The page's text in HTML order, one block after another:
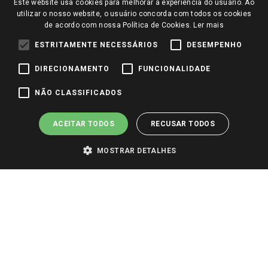
Trabalhe Conosco
Identidade Visual
Pagamento e Segurança
Este website usa cookies para melhorar a experiência do usuário. Ao
utilizar o nosso website, o usuário concorda com todos os cookies
de acordo com nossa Política de Cookies. Ler mais
ESTRITAMENTE NECESSÁRIOS DESEMPENHO
DIRECIONAMENTO FUNCIONALIDADE
NÃO CLASSIFICADOS
ACEITAR TODOS RECUSAR TODOS
MOSTRAR DETALHES